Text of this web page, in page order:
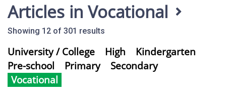
Articles in Vocational
Showing 12 of 301 results
University / College High
Kindergarten
Pre-school
Primary
Secondary
Vocational